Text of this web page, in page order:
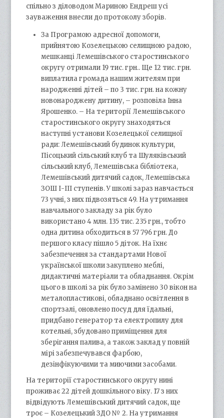
спільно з діловодом Мариною Ендреш усі
зауваження внесли до протоколу зборів.
За Програмою адресної допомоги,
прийнятою Козелецькою селищною радою,
мешканці Лемешівського старостинського
округу отримали 19 тис. грн.. Ще 12 тис. грн.
виплатила громада нашим жителям при
народженні дітей – по 3 тис. грн. на кожну
новонароджену дитину, – розповіла Інна
Ярошенко. – На території Лемешівського
старостинського округу знаходяться
наступні установи Козелецької селищної
ради: Лемешівський будинок культури,
Пісоцький сільський клуб та Шуляківський
сільський клуб, Лемешівська бібліотека,
Лемешівський дитячий садок, Лемешівська
ЗОШ І-ІІІ ступенів. У школі зараз навчається
73 учні, з них підвозяться 49. На утримання
навчального закладу за рік було
використано 4 млн. 135 тис. 235 грн., тобто
одна дитина обходиться в 57 796 грн. До
першого класу пішло 5 діток. На їхнє
забезпечення за стандартами Нової
української школи закуплено меблі,
дидактичні матеріали та обладнання. Окрім
цього в школі за рік було замінено 30 вікон на
металопластикові, обладнано освітлення в
спортзалі, оновлено посуд для їдальні,
придбано генератор та електропилу для
котельні, збудовано приміщення для
зберігання палива, а також заклад у повній
мірі забезпечувався фарбою,
дезінфікуючими та миючими засобами.
На території старостинського округу нині
проживає 22 дітей дошкільного віку. 17 з них
відвідують Лемешівський дитячий садок, ще
троє – Козелецький ЗДО № 2. На утримання